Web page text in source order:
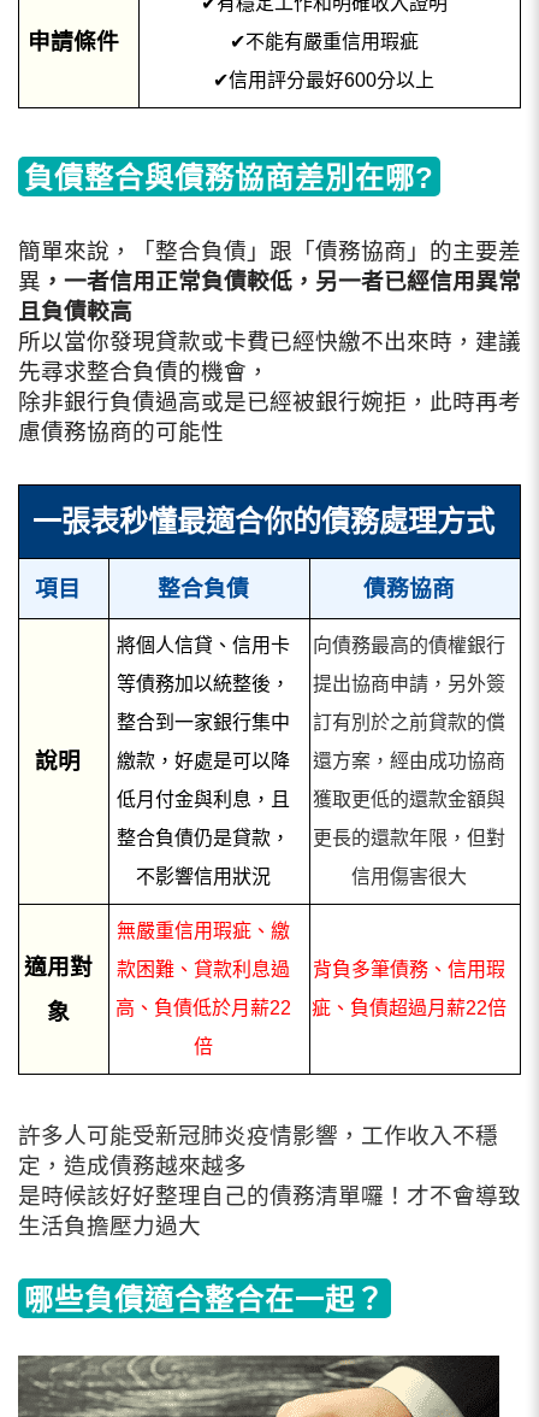
申請條件
✔不能有嚴重信用瑕疵
✔信用評分最好600分以上
負債整合與債務協商差別在哪?
簡單來說，「整合負債」跟「債務協商」的主要差
異 ，一者信用正常負債較低，另一者已經信用異常
且負債較高
所以當你發現貸款或卡費已經快繳不出來時，建議
先尋求整合負債的機會，
除非銀行負債過高或是已經被銀行婉拒，此時再考
慮債務協商的可能性
一張表秒懂最適合你的債務處理方式
項目 整合負債 債務協商
說明
將個人信貸、信用卡
等債務加以統整後，
整合到一家銀行集中
繳款，好處是可以降
低月付金與利息，且
整合負債仍是貸款，
不影響信用狀況
向債務最高的債權銀行
提出協商申請，另外簽
訂有別於之前貸款的償
還方案，經由成功協商
獲取更低的還款金額與
更長的還款年限，但對
信用傷害很大
適用對
象
無嚴重信用瑕疵、繳
款困難、貸款利息過
高、負債低於月薪22
倍
背負多筆債務、信用瑕
疵 、負債超過月薪22倍
許多人可能受新冠肺炎疫情影響，工作收入不穩
定，造成債務越來越多
是時候該好好整理自己的債務清單囉！才不會導致
生活負擔壓力過大
哪些負債適合整合在一起？